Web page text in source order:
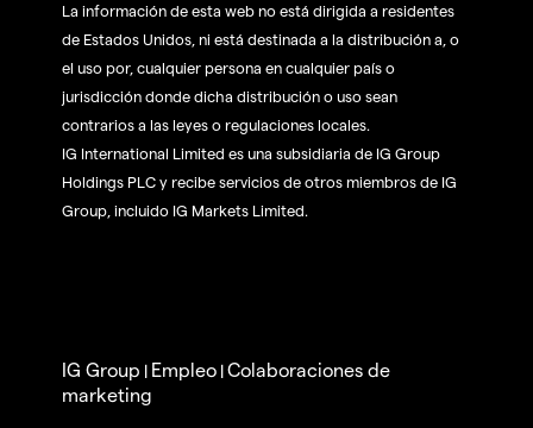
La información de esta web no está dirigida a residentes
de Estados Unidos, ni está destinada a la distribución a, o
el uso por, cualquier persona en cualquier país o
jurisdicción donde dicha distribución o uso sean
contrarios a las leyes o regulaciones locales.
IG International Limited es una subsidiaria de IG Group
Holdings PLC y recibe servicios de otros miembros de IG
Group, incluido IG Markets Limited.
IG Group | Empleo |Colaboraciones de
marketing